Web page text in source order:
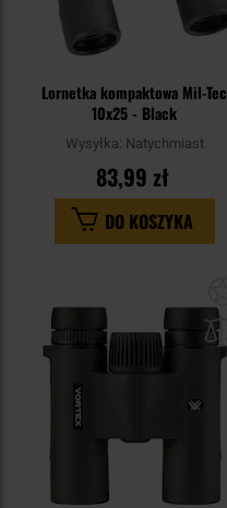
Lornetka kompaktowa Mil-Tec
10x25 - Black
Wysyłka: Natychmiast
83,99 zł
DO KOSZYKA